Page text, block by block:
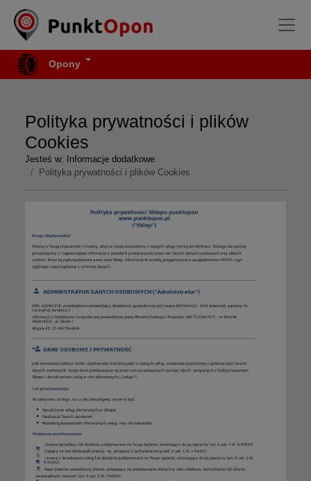
Opony
Polityka prywatności i plików
Cookies
Jesteś w:
Informacje dodatkowe
Polityka prywatności i plików Cookies